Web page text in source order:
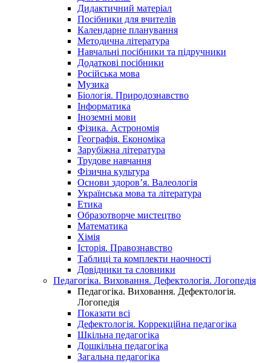
Дидактичний матеріал
Посібники для вчителів
Календарне планування
Методична література
Навчальні посібники та підручники
Додаткові посібники
Російська мова
Музика
Біологія. Природознавство
Інформатика
Іноземні мови
Фізика. Астрономія
Географія. Економіка
Зарубіжна література
Трудове навчання
Фізична культура
Основи здоров’я. Валеологія
Українська мова та література
Етика
Образотворче мистецтво
Математика
Хімія
Історія. Правознавство
Таблиці та комплекти наочності
Довідники та словники
Педагогіка. Виховання. Дефектологія. Логопедія
Педагогіка. Виховання. Дефектологія.
Логопедія
Показати всі
Дефектологія. Коррекційна педагогіка
Шкільна педагогіка
Дошкільна педагогіка
Загальна педагогіка